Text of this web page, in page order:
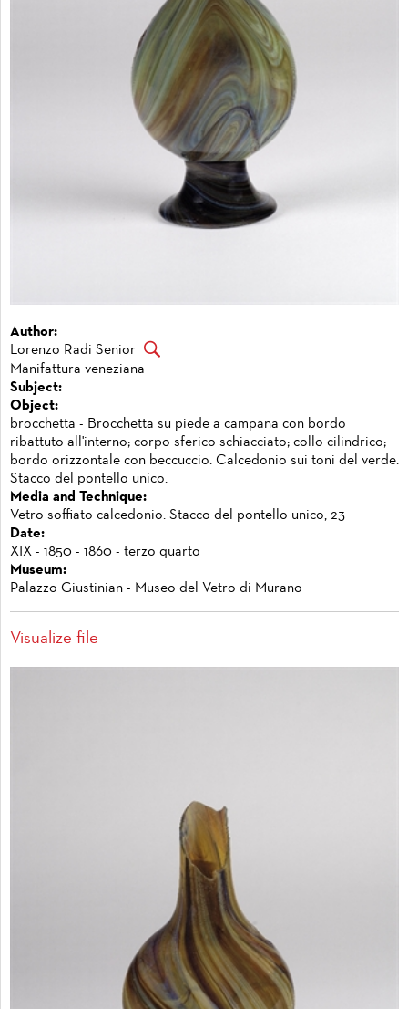
Author:
Lorenzo Radi Senior
Manifattura veneziana
Subject:
Object:
brocchetta - Brocchetta su piede a campana con bordo
ribattuto all'interno; corpo sferico schiacciato; collo cilindrico;
bordo orizzontale con beccuccio. Calcedonio sui toni del verde.
Stacco del pontello unico.
Media and Technique:
Vetro soffiato calcedonio. Stacco del pontello unico, 23
Date:
XIX - 1850 - 1860 - terzo quarto
Museum:
Palazzo Giustinian - Museo del Vetro di Murano
Visualize file